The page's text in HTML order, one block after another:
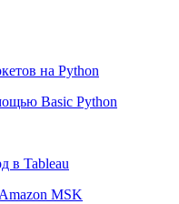
на Python
Basic Python
в Tableau
MSK